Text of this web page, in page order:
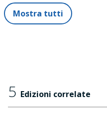
Mostra tutti
5 Edizioni correlate